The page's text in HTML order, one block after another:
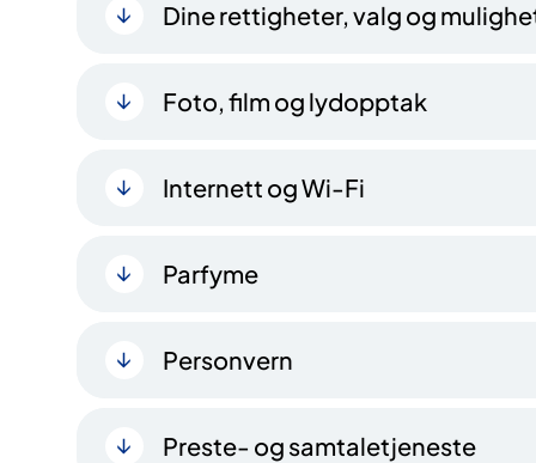
Dine rettigheter, valg og
Foto, film og lydopptak
Internett og Wi-Fi
Parfyme
Personvern
Preste- og samtaletjeneste